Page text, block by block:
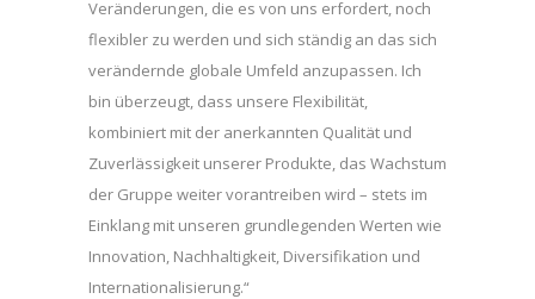
Veränderungen, die es von uns erfordert, noch
flexibler zu werden und sich ständig an das sich
verändernde globale Umfeld anzupassen. Ich
bin überzeugt, dass unsere Flexibilität,
kombiniert mit der anerkannten Qualität und
Zuverlässigkeit unserer Produkte, das Wachstum
der Gruppe weiter vorantreiben wird – stets im
Einklang mit unseren grundlegenden Werten wie
Innovation, Nachhaltigkeit, Diversifikation und
Internationalisierung.“